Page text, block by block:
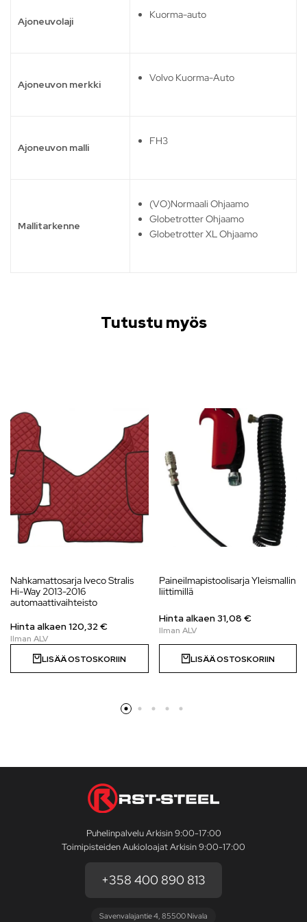
Ajoneuvolaji
Kuorma-auto
Ajoneuvon merkki
Volvo Kuorma-Auto
Ajoneuvon malli
FH3
Mallitarkenne
(VO)Normaali Ohjaamo
Globetrotter Ohjaamo
Globetrotter XL Ohjaamo
Tutustu myös
Nahkamattosarja Iveco Stralis
Hi-Way 2013-2016
automaattivaihteisto
Hinta alkaen 120,32 €
LISÄÄ OSTOSKORIIN
Paineilmapistoolisarja Yleismallin
liittimillä
Hinta alkaen31,08 €
LISÄÄ OSTOSKORIIN
Puhelinpalvelu Arkisin 9:00-17:00
Toimipisteiden Aukioloajat Arkisin 9:00-17:00
+358 400 890 813
Savenvalajantie 4, 85500 Nivala